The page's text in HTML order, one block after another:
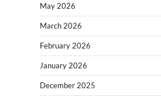
May 2026
March 2026
February 2026
January 2026
December 2025